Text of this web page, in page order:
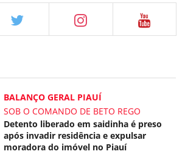
BALANÇO GERAL PIAUÍ
SOB O COMANDO DE BETO REGO
Detento liberado em saidinha é preso
após invadir residência e expulsar
moradora do imóvel no Piauí